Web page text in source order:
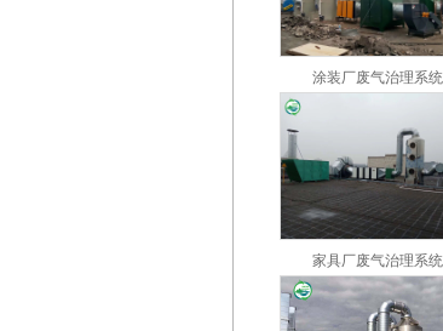
涂装厂废气治理系统
家具厂废气治理系统